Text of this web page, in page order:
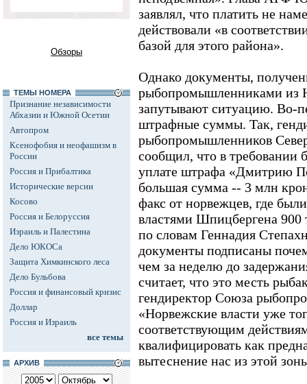
Обзоры
ТЕМЫ НОМЕРА
Признание независимости
Абхазии и Южной Осетии
Автопром
Ксенофобия и неофашизм в
России
Россия и Прибалтика
Исторические версии
Косово
Россия и Белоруссия
Израиль и Палестина
Дело ЮКОСа
Защита Химкинского леса
Дело Бульбова
Россия и финансовый кризис
Доллар
Россия и Израиль
все темы
АРХИВ
заявлял, что платить не
действовали «в
базой для этого района».
Однако документы,
рыбопромышленниками из
запутывают ситуацию. Во-
штрафные суммы. Так,
рыбопромышленников
сообщил, что в требовании
уплате штрафа «Дмитрию
большая сумма -- 3 млн
факс от норвежцев, где
властями Шпицбергена
по словам Геннадия
документы подписаны
чем за неделю до
считает, что это месть
гендиректор Союза
«Норвежские власти уже
соответствующим
квалифицировать как
вытеснение нас из этой